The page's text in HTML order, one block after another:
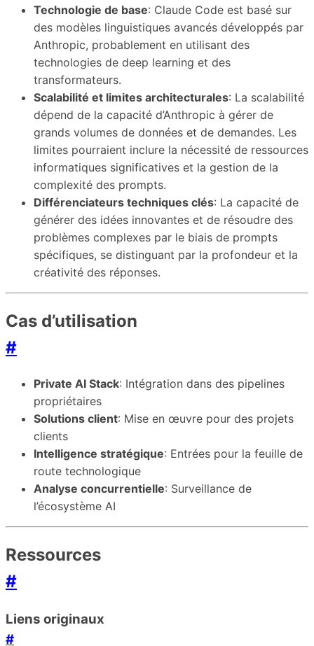
Technologie de base: Claude Code est basé sur
des modèles linguistiques avancés développés par
Anthropic, probablement en utilisant des
technologies de deep learning et des
transformateurs.
Scalabilité et limites architecturales: La scalabilité
dépend de la capacité d’Anthropic à gérer de
grands volumes de données et de demandes. Les
limites pourraient inclure la nécessité de ressources
informatiques significatives et la gestion de la
complexité des prompts.
Différenciateurs techniques clés: La capacité de
générer des idées innovantes et de résoudre des
problèmes complexes par le biais de prompts
spécifiques, se distinguant par la profondeur et la
créativité des réponses.
Cas d’utilisation
#
Private AI Stack: Intégration dans des pipelines
propriétaires
Solutions client: Mise en œuvre pour des projets
clients
Intelligence stratégique: Entrées pour la feuille de
route technologique
Analyse concurrentielle: Surveillance de
l’écosystème AI
Ressources
#
Liens originaux
#